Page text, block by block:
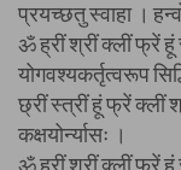
प्रयच्छतु स्वाहा ।
ॐ ह्रीं श्रीं क्लीं फ्रें हूं
योगवश्यकर्तृत्वरूप
छ्रीं स्त्रीं हूं फ्रें क्लीं
कक्षयोर्न्यासः ।
ॐ ह्रीं श्रीं क्लीं फ्रें हूं